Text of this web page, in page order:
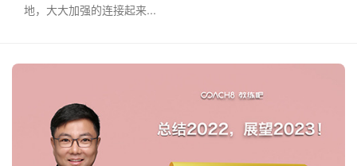
地，大大加强的连接起来...